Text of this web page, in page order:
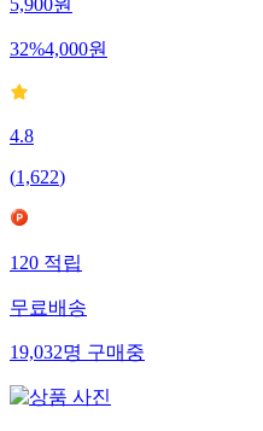
5,900원
32%4,000원
4.8
(1,622)
120적립
무료배송
19,032명구매중